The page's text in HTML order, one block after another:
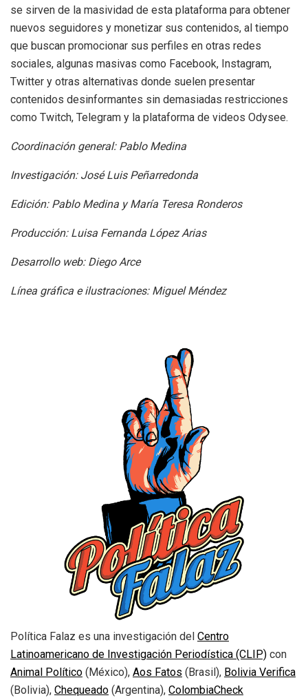
se sirven de la masividad de esta plataforma para obtener
nuevos seguidores y monetizar sus contenidos, al tiempo
que buscan promocionar sus perfiles en otras redes
sociales, algunas masivas como Facebook, Instagram,
Twitter y otras alternativas donde suelen presentar
contenidos desinformantes sin demasiadas restricciones
como Twitch, Telegram y la plataforma de videos Odysee.
Coordinación general: Pablo Medina
Investigación: José Luis Peñarredonda
Edición: Pablo Medina y María Teresa Ronderos
Producción: Luisa Fernanda López Arias
Desarrollo web: Diego Arce
Línea gráfica e ilustraciones: Miguel Méndez
Política Falaz es una investigación del Centro
Latinoamericano de Investigación Periodística (CLIP) con
Animal Político (México), Aos Fatos (Brasil), Bolivia Verifica
(Bolivia), Chequeado (Argentina), ColombiaCheck